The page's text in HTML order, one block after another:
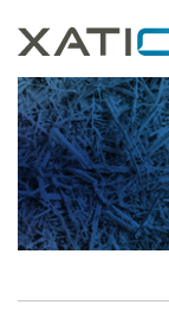
Recherche
FR
DE
ES
EN